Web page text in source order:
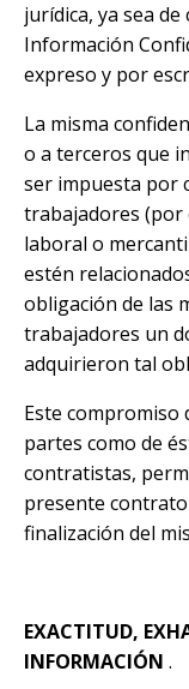
jurídica, ya sea
Información
expreso y por
La misma
o a terceros que
ser impuesta por
trabajadores (por
laboral o
estén
obligación de las
trabajadores un
adquirieron tal
Este compromiso
partes como de
contratistas,
presente
finalización del
EXACTITUD,
INFORMACIÓN .